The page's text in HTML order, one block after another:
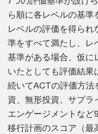
ら順に各レベルの基
レベルの評価を得られ
準をすべて満たし、レ
基準がある場合、仮に
いたとしても評価結果
続いてACTの評価方法
資、無形投資、サプラ
エンゲージメントなど
移行計画のスコア（最